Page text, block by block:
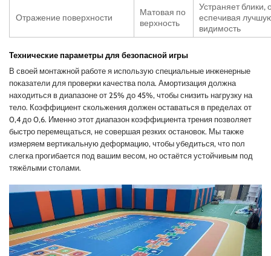
Отражение поверхности
Матовая по
верхность
Устраняет блики,
еспечивая
видимость
Технические параметры для безопасной игры
В своей монтажной работе я использую специальные инженерные
показатели для проверки качества пола. Амортизация должна
находиться в диапазоне от 25% до 45%, чтобы снизить нагрузку на
тело. Коэффициент скольжения должен оставаться в пределах от
0,4 до 0,6. Именно этот диапазон коэффициента трения позволяет
быстро перемещаться, не совершая резких остановок. Мы также
измеряем вертикальную деформацию, чтобы убедиться, что пол
слегка прогибается под вашим весом, но остаётся устойчивым под
тяжёлыми столами.